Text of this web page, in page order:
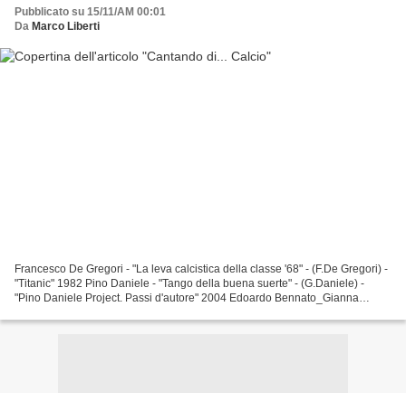
Pubblicato su 15/11/AM 00:01
Da Marco Liberti
Francesco De Gregori - "La leva calcistica della classe '68" - (F.De Gregori) -
"Titanic" 1982 Pino Daniele - "Tango della buena suerte" - (G.Daniele) -
"Pino Daniele Project. Passi d'autore" 2004 Edoardo Bennato_Gianna